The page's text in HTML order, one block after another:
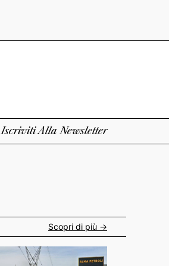
Iscriviti Alla Newsletter
Scopri di più ->